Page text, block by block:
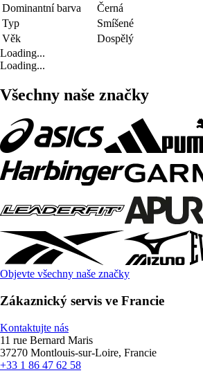
Dominantní barva
Černá
Typ
Smíšené
Věk
Dospělý
Loading...
Loading...
Všechny naše značky
Objevte všechny naše značky
Zákaznický servis ve Francie
Kontaktujte nás
11 rue Bernard Maris
37270 Montlouis-sur-Loire, Francie
+33 1 86 47 62 58